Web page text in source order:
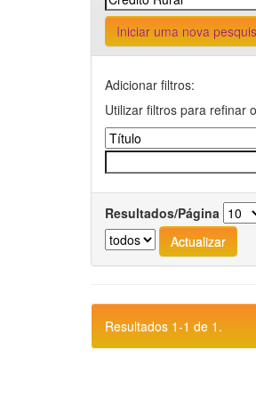
Iniciar uma nova
Adicionar filtros:
Utilizar filtros para refinar
Resultados/Página
Resultados 1-1 de 1.